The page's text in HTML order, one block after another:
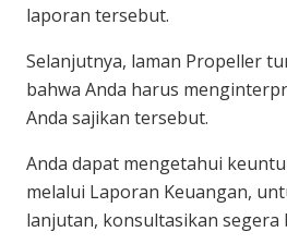
laporan tersebut.
Selanjutnya, laman Propeller
bahwa Anda harus
Anda sajikan tersebut.
Anda dapat mengetahui
melalui Laporan Keuangan,
lanjutan, konsultasikan segera